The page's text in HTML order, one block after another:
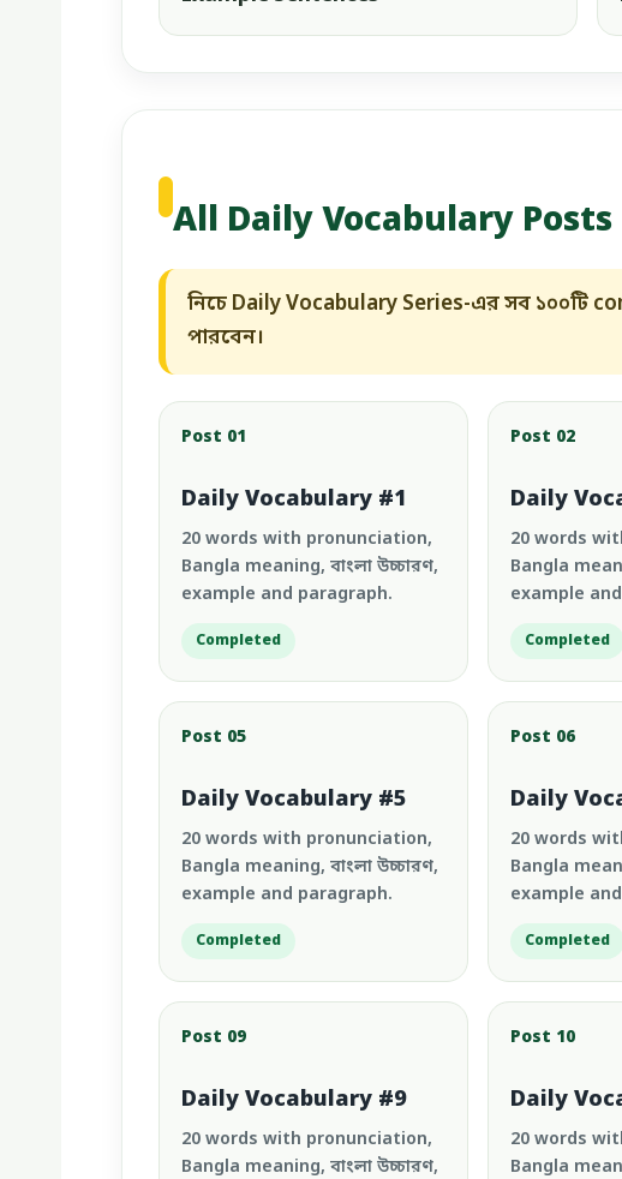
All Daily Vocabulary Posts
নিচে Daily Vocabulary Series-এর সব ১০০টি
পারবেন।
Post 01
Daily Vocabulary #1
20 words with pronunciation,
Bangla meaning, বাংলা উচ্চারণ,
example and paragraph.
Completed
Post 02
Daily
20 words
Bangla
example
Completed
Post 05
Daily Vocabulary #5
20 words with pronunciation,
Bangla meaning, বাংলা উচ্চারণ,
example and paragraph.
Completed
Post 06
Daily
20 words
Bangla
example
Completed
Post 09
Daily Vocabulary #9
20 words with pronunciation,
Bangla meaning, বাংলা উচ্চারণ,
Post 10
Daily
20 words
Bangla